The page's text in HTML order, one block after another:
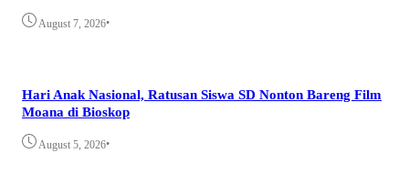
August 7, 2026•
Hari Anak Nasional, Ratusan Siswa SD Nonton Bareng Film
Moana di Bioskop
August 5, 2026•